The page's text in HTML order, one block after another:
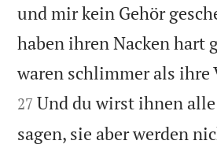
und mir kein Gehör
haben ihren Nacken hart
waren schlimmer als ihre
27 Und du wirst ihnen
sagen, sie aber werden